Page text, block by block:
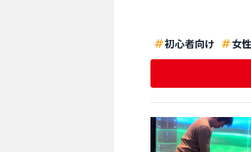
初心者向け
女